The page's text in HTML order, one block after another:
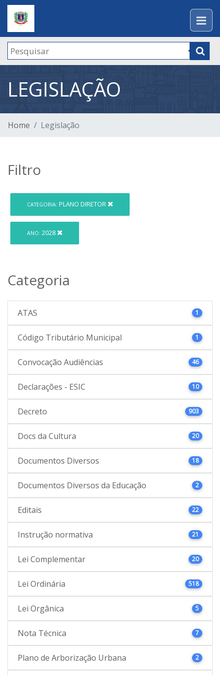
LEGISLAÇÃO
Home Legislação
Filtro
CATEGORIA: PLANO DIRETOR
ANO: 2028
Categoria
ATAS 1
Código Tributário Municipal 1
Convocação Audiências 46
Declarações - ESIC 10
Decreto 903
Docs da Cultura 20
Documentos Diversos 18
Documentos Diversos da Educação 2
Editais 22
Instrução normativa 21
Lei Complementar 20
Lei Ordinária 518
Lei Orgânica 5
Nota Técnica 7
Plano de Arborização Urbana 2